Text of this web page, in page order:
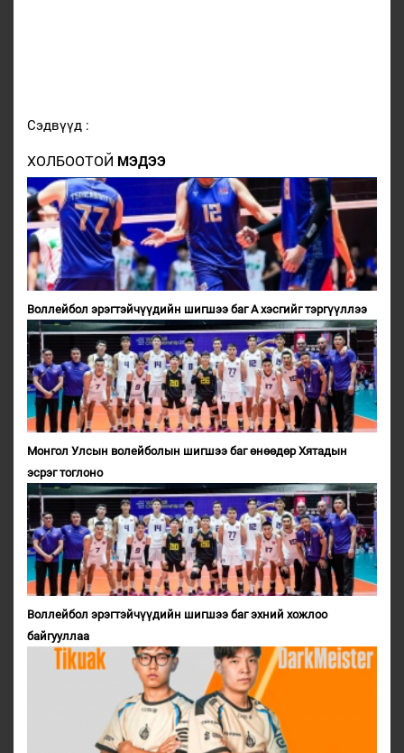
Сэдвүүд :
ХОЛБООТОЙ МЭДЭЭ
Воллейбол эрэгтэйчүүдийн шигшээ баг А хэсгийг тэргүүллээ
Монгол Улсын волейболын шигшээ баг өнөөдөр Хятадын
эсрэг тоглоно
Воллейбол эрэгтэйчүүдийн шигшээ баг эхний хожлоо
байгууллаа